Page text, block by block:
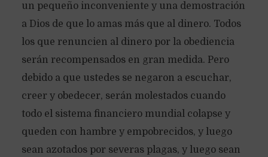
un pequeño inconveniente y una demostración
a Dios de que lo amas más que al dinero. Todos
los que renuncien al dinero por la obediencia
serán recompensados en gran medida. Pero
debido a que ustedes se negaron a escuchar,
creer y obedecer, serán molestados cuando
todo el sistema financiero mundial colapse y
queden con hambre y empobrecidos, y luego
sean azotados por severas plagas, y luego sean